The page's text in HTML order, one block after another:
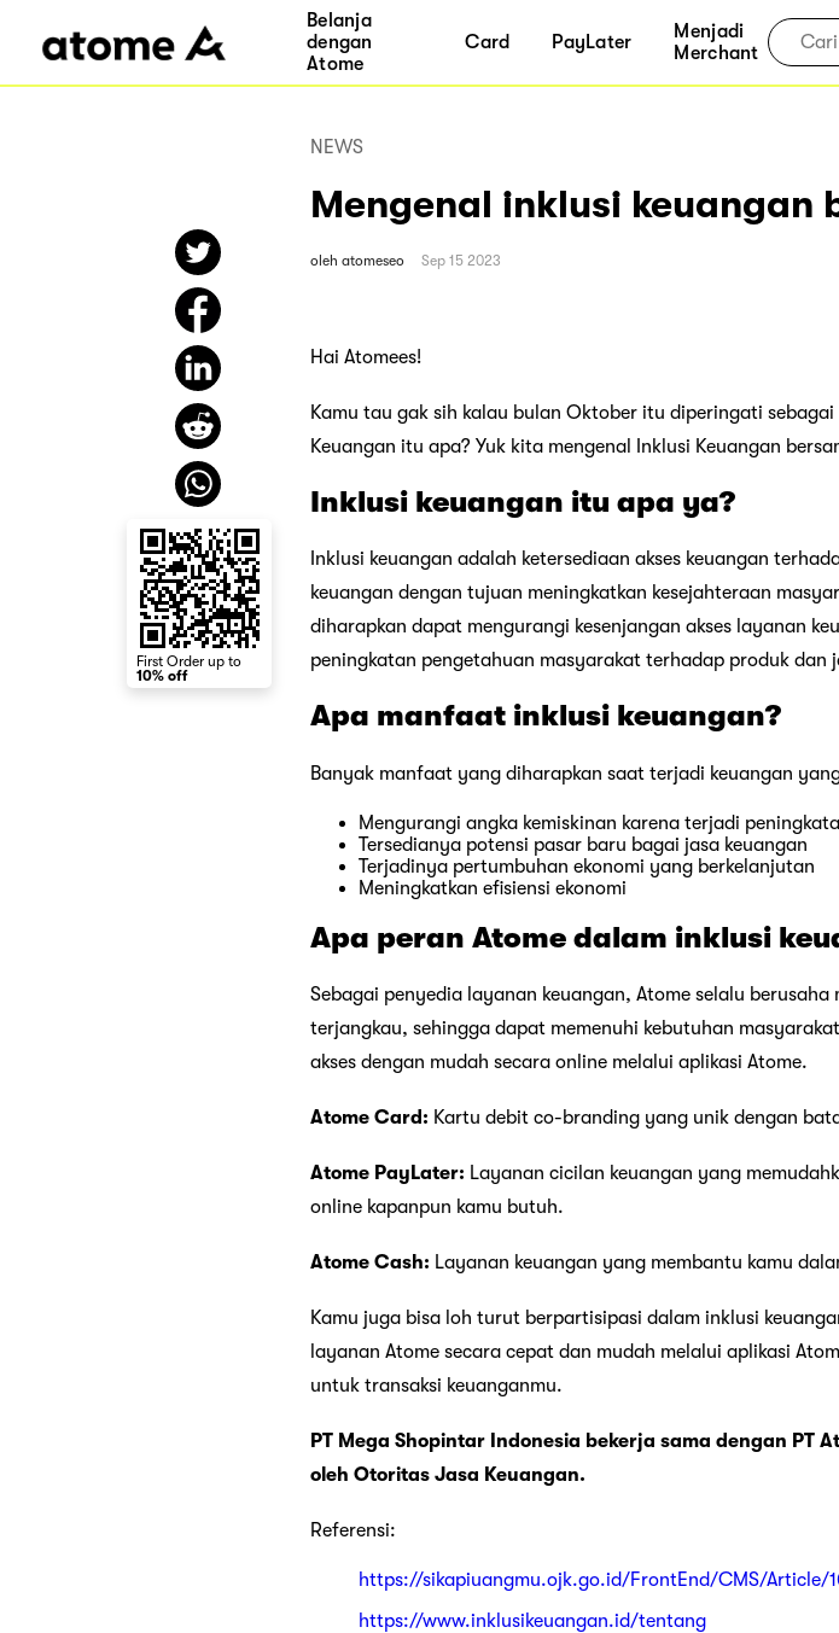
Belanja
dengan
Atome
Card PayLater
Menjadi
Merchant
NEWS
Mengenal inklusi keuangan
oleh atomeseo Sep 15 2023
Hai Atomees!
Kamu tau gak sih kalau bulan Oktober itu diperingati
Keuangan itu apa? Yuk kita mengenal Inklusi Keuangan
Inklusi keuangan itu apa ya?
Inklusi keuangan adalah ketersediaan akses keuangan
keuangan dengan tujuan meningkatkan kesejahteraan
diharapkan dapat mengurangi kesenjangan akses layanan
peningkatan pengetahuan masyarakat terhadap produk dan
Apa manfaat inklusi keuangan?
Banyak manfaat yang diharapkan saat terjadi keuangan
Mengurangi angka kemiskinan karena terjadi
Tersedianya potensi pasar baru bagai jasa keuangan
Terjadinya pertumbuhan ekonomi yang berkelanjutan
Meningkatkan efisiensi ekonomi
Apa peran Atome dalam inklusi
Sebagai penyedia layanan keuangan, Atome selalu
terjangkau, sehingga dapat memenuhi kebutuhan
akses dengan mudah secara online melalui aplikasi Atome.
Atome Card: Kartu debit co-branding yang unik dengan
Atome PayLater: Layanan cicilan keuangan yang
online kapanpun kamu butuh.
Atome Cash: Layanan keuangan yang membantu kamu
Kamu juga bisa loh turut berpartisipasi dalam inklusi
layanan Atome secara cepat dan mudah melalui aplikasi
untuk transaksi keuanganmu.
PT Mega Shopintar Indonesia bekerja sama dengan PT
oleh Otoritas Jasa Keuangan.
Referensi:
https://sikapiuangmu.ojk.go.id/FrontEnd/CMS/Article/
https://www.inklusikeuangan.id/tentang
First Order up to
10% off